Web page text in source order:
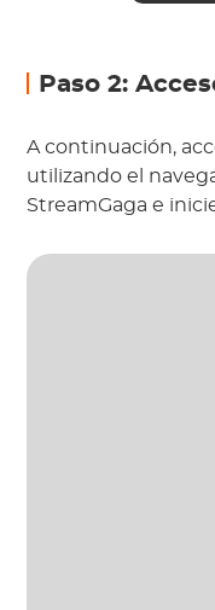
Paso 2:
A continuación,
utilizando el
StreamGaga e